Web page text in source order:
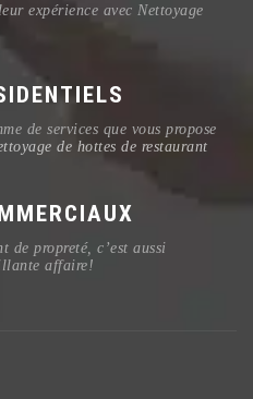
expérience avec Nettoyage
de services que vous propose
de hottes de restaurant
propreté, c’est aussi
affaire!